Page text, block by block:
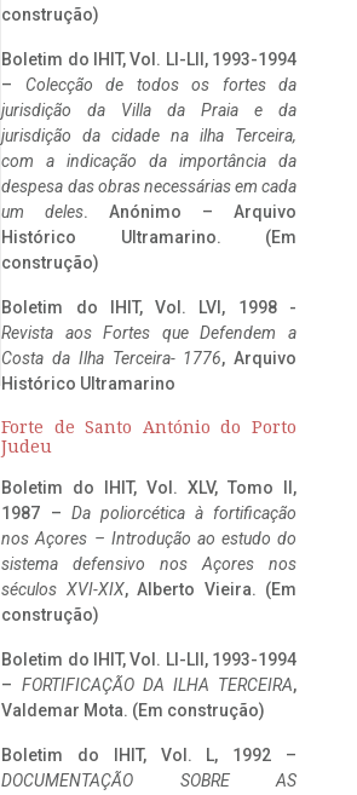
construção)
Boletim do IHIT, Vol. LI-LII, 1993-1994
– Colecção de todos os fortes da
jurisdição da Villa da Praia e da
jurisdição da cidade na ilha Terceira,
com a indicação da importância da
despesa das obras necessárias em cada
um deles. Anónimo – Arquivo
Histórico Ultramarino. (Em
construção)
Boletim do IHIT, Vol. LVI, 1998 -
Revista aos Fortes que Defendem a
Costa da Ilha Terceira- 1776, Arquivo
Histórico Ultramarino
Forte de Santo António do Porto
Judeu
Boletim do IHIT, Vol. XLV, Tomo II,
1987 – Da poliorcética à fortificação
nos Açores – Introdução ao estudo do
sistema defensivo nos Açores nos
séculos XVI-XIX, Alberto Vieira. (Em
construção)
Boletim do IHIT, Vol. LI-LII, 1993-1994
– FORTIFICAÇÃO DA ILHA TERCEIRA,
Valdemar Mota. (Em construção)
Boletim do IHIT, Vol. L, 1992 –
DOCUMENTAÇÃO SOBRE AS